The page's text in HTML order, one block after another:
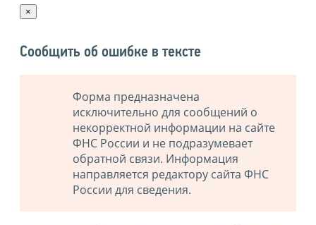
×
Сообщить об ошибке в тексте
Форма предназначена
исключительно для сообщений о
некорректной информации на сайте
ФНС России и не подразумевает
обратной связи. Информация
направляется редактору сайта ФНС
России для сведения.